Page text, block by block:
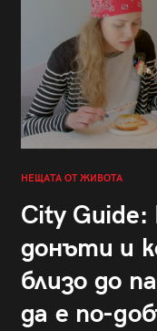
НЕЩАТА ОТ ЖИВОТА
City
донъти и
близо до
да е по-